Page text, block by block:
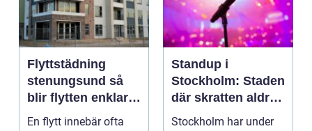
Flyttstädning
stenungsund så
blir flytten enklare
och mer trygg
En flytt innebär ofta
Standup i
Stockholm: Staden
där skratten aldrig
tar paus
Stockholm har under